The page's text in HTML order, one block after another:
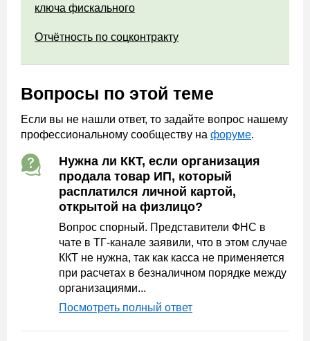
ключа фискального
Отчётность по соцконтракту
Вопросы по этой теме
Если вы не нашли ответ, то задайте вопрос нашему
профессиональному сообществу на форуме.
Нужна ли ККТ, если организация
продала товар ИП, который
расплатился личной картой,
открытой на физлицо?
Вопрос спорный. Представители ФНС в
чате в ТГ-канале заявили, что в этом случае
ККТ не нужна, так как касса не применяется
при расчетах в безналичном порядке между
организациями...
Посмотреть полный ответ